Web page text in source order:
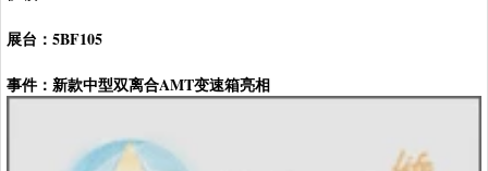
展台：5BF105
事件：新款中型双离合AMT变速箱亮相